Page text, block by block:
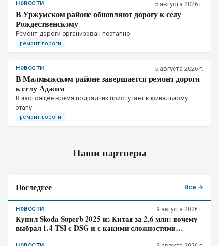
НОВОСТИ 5 августа 2026 г.
В Уржумском районе обновляют дорогу к селу
Рождественскому
Ремонт дороги организован поэтапно
ремонт дороги
НОВОСТИ 5 августа 2026 г.
В Малмыжском районе завершается ремонт дороги
к селу Аджим
В настоящее время подрядчик приступает к финальному
этапу
ремонт дороги
Наши партнеры
Последнее Все →
НОВОСТИ 9 августа 2026 г.
Купил Skoda Superb 2025 из Китая за 2,6 млн: почему
выбрал 1.4 TSI с DSG и с какими сложностями